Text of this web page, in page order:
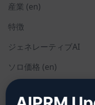
産業 (en)
特徴
ジェネレーティブAI
ソロ価格 (en)
チーム価格 (en)